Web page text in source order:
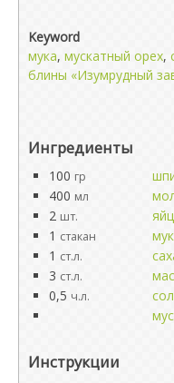
Keyword
мука, мускатный орех,
блины «Изумрудный
Ингредиенты
100 гр
400 мл
2 шт.
1 стакан
1 ст.л.
3 ст.л.
0,5 ч.л.
Инструкции